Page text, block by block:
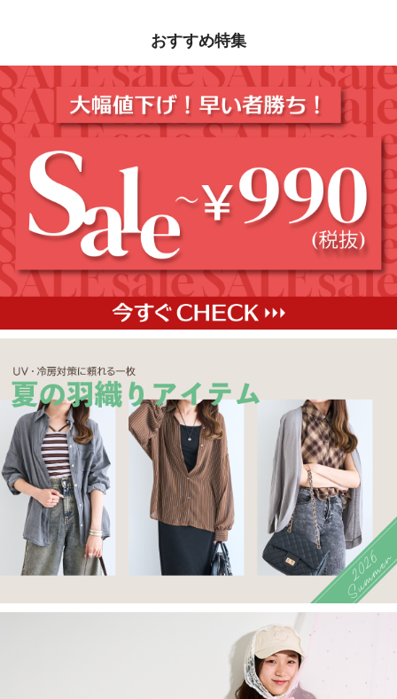
おすすめ特集